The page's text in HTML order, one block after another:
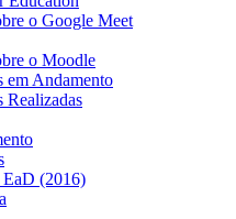
o Google Meet
o Moodle
em Andamento
Realizadas
EaD (2016)